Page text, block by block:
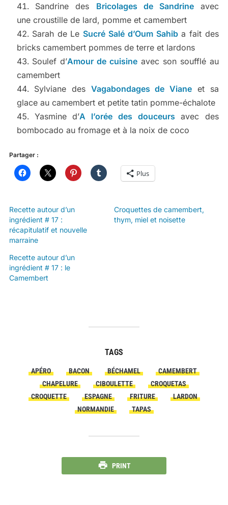
Sandrine des Bricolages de Sandrineavec
une croustille de lard, pomme et camembert
Sarah de Le Sucré Salé d’Oum Sahiba fait des
bricks camembert pommes de terre et lardons
Soulef d’Amour de cuisine avec son soufflé au
camembert
Sylviane des Vagabondages de Viane et sa
glace au camembert et petite tatin pomme-échalote
Yasmine d’A l’orée des douceurs avec des
bombocado au fromage et à la noix de coco
Partager :
Plus
Recette autour d’un
ingrédient # 17 :
récapitulatif et nouvelle
marraine
Croquettes de camembert,
thym, miel et noisette
Recette autour d’un
ingrédient # 17 : le
Camembert
TAGS
APÉRO BACON BÉCHAMEL
CAMEMBERT
CHAPELURE
CIBOULETTE
CROQUETAS
CROQUETTE
ESPAGNE FRITURE
LARDON
NORMANDIE
TAPAS
PRINT